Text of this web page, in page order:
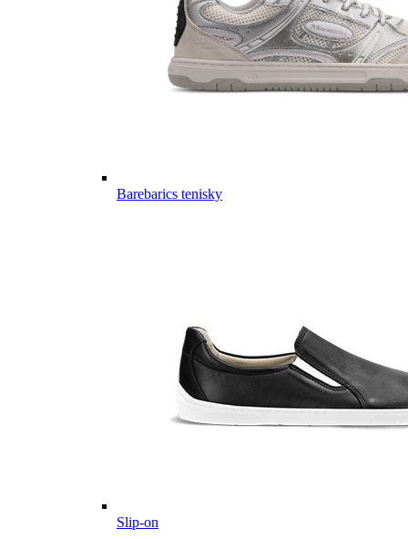
Barebarics tenisky
Slip-on